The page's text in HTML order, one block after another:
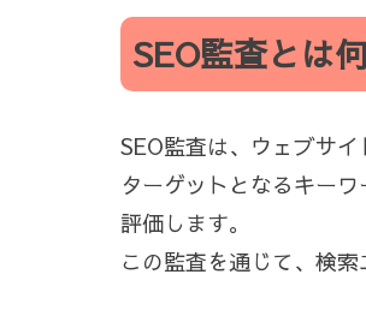
SEO監査とは
SEO監査は、ウェブサ
ターゲットとなるキー
評価します。
この監査を通じて、検